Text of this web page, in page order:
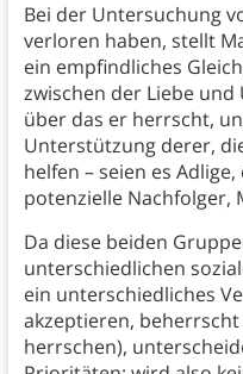
Bei der Untersuchung
verloren haben, stellt
ein empfindliches
zwischen der Liebe
über das er herrscht,
Unterstützung derer,
helfen – seien es
potenzielle
Da diese beiden
unterschiedlichen
ein unterschiedliches
akzeptieren,
herrschen),